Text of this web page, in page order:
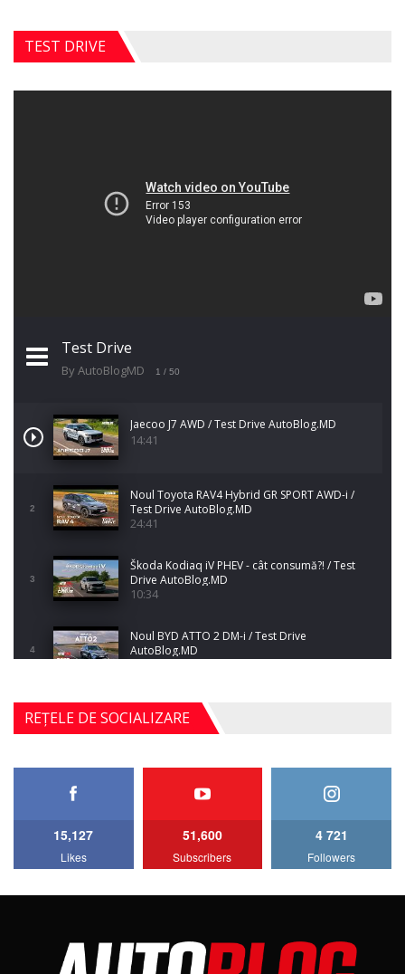
TEST DRIVE
Test Drive
By AutoBlogMD 1 / 50
Jaecoo J7 AWD / Test Drive AutoBlog.MD
14:41
2
Noul Toyota RAV4 Hybrid GR SPORT AWD-i /
Test Drive AutoBlog.MD
24:41
3
Škoda Kodiaq iV PHEV - cât consumă?! / Test
Drive AutoBlog.MD
10:34
4
Noul BYD ATTO 2 DM-i / Test Drive
AutoBlog.MD
5
Noul Mercedes-Benz S-Class facelift (S 580
4MATIC V223) / Test Drive AutoBlog.MD
27:33
AutoBlog.MD
15:08
REȚELE DE SOCIALIZARE
15,127
Likes
51,600
Subscribers
4 721
Followers